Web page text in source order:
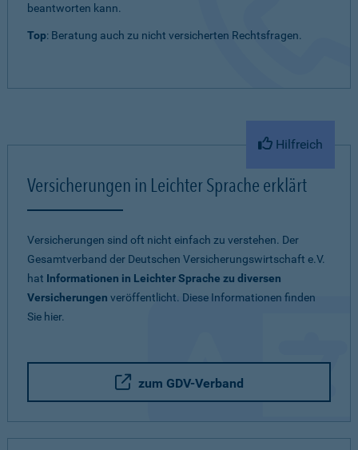
beantworten kann.
Top: Beratung auch zu nicht versicherten Rechtsfragen.
Hilfreich
Versicherungen in Leichter Sprache erklärt
Versicherungen sind oft nicht einfach zu verstehen. Der
Gesamtverband der Deutschen Versicherungswirtschaft e.V.
hat Informationen in Leichter Sprache zu diversen
Versicherungen veröffentlicht. Diese Informationen finden
Sie hier.
zum GDV-Verband